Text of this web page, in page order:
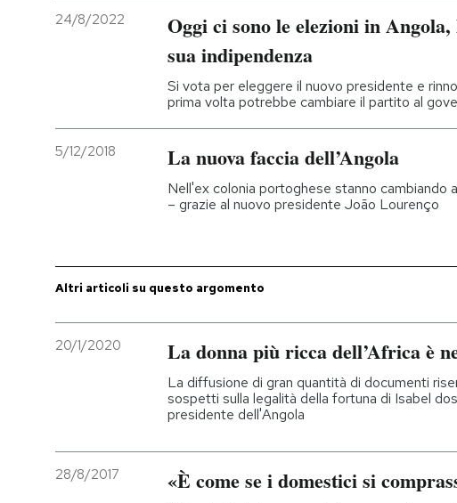
Economia
Mondiali calcio 2026
SHOP
CALENDARIO
AREA PERSONALE
Entra
24/8/2022
Oggi ci sono le elezioni in
sua indipendenza
Si vota per eleggere il nuovo presidente e
prima volta potrebbe cambiare il partito al
5/12/2018 La nuova faccia dell’Angola
Nell'ex colonia portoghese stanno cambiando
– grazie al nuovo presidente João Lourenço
Altri articoli su questo argomento
20/1/2020 La donna più ricca dell’Africa è
La diffusione di gran quantità di documenti
sospetti sulla legalità della fortuna di Isabel
presidente dell'Angola
28/8/2017 «È come se i domestici si